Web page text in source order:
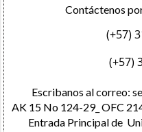
Contáctenos
(+57)
(+57)
Escribanos al correo:
AK 15 No 124-29_ OFC
Entrada Principal de